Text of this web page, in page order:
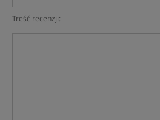
Treść recenzji: